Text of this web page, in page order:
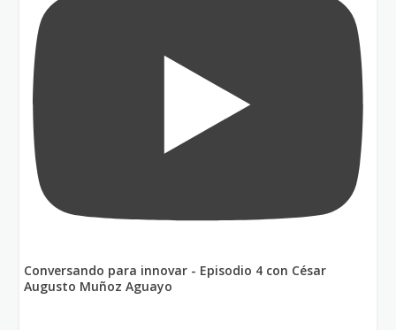
Conversando para innovar - Episodio 4 con César
Augusto Muñoz Aguayo